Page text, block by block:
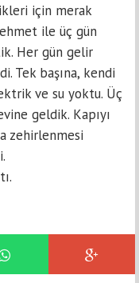
için merak
ile üç gün
Her gün gelir
Tek başına, kendi
ve su yoktu. Üç
geldik. Kapıyı
zehirlenmesi